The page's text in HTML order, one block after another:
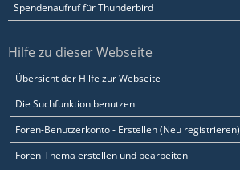
Spendenaufruf für Thunderbird
Hilfe zu dieser Webseite
Übersicht der Hilfe zur Webseite
Die Suchfunktion benutzen
Foren-Benutzerkonto - Erstellen (Neu registrieren)
Foren-Thema erstellen und bearbeiten